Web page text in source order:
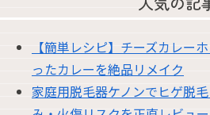
【簡単レシピ】チーズカレー
ったカレーを絶品リメイク
家庭用脱毛器ケノンでヒゲ脱